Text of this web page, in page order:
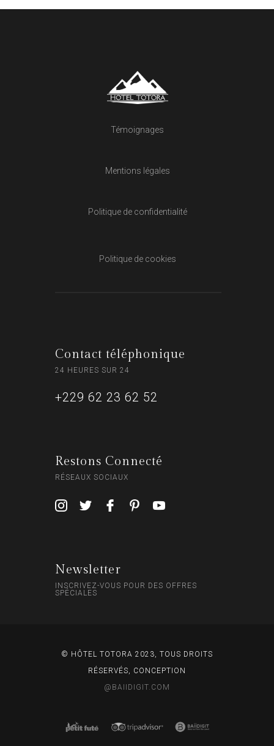
Témoignages
Mentions légales
Politique de confidentialité
Politique de cookies
Contact téléphonique
24 HEURES SUR 24
+229 62 23 62 52
Restons Connecté
RÉSEAUX SOCIAUX
Newsletter
INSCRIVEZ-VOUS POUR DES OFFRES
SPÉCIALES
© HÔTEL TOTORA 2023, TOUS DROITS
RÉSERVÉS, CONCEPTION
@BAIIDIGIT.COM